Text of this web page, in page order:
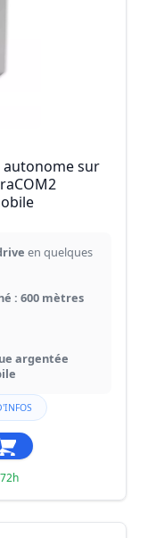
autonome sur
en quelques
: 600 mètres
argentée